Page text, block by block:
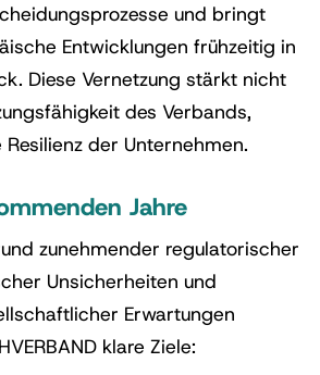
und bringt
Entwicklungen frühzeitig in
Diese Vernetzung stärkt nicht
des Verbands,
der Unternehmen.
Jahre
zunehmender regulatorischer
Unsicherheiten und
Erwartungen
klare Ziele: